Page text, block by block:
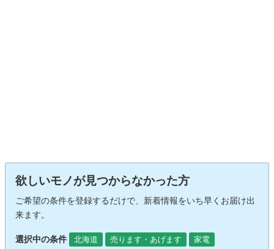
欲しいモノが見つからなかった方
ご希望の条件を登録するだけで、新着情報をいち早くお届け出
来ます。
選択中の条件 北海道 売ります・あげます
家電